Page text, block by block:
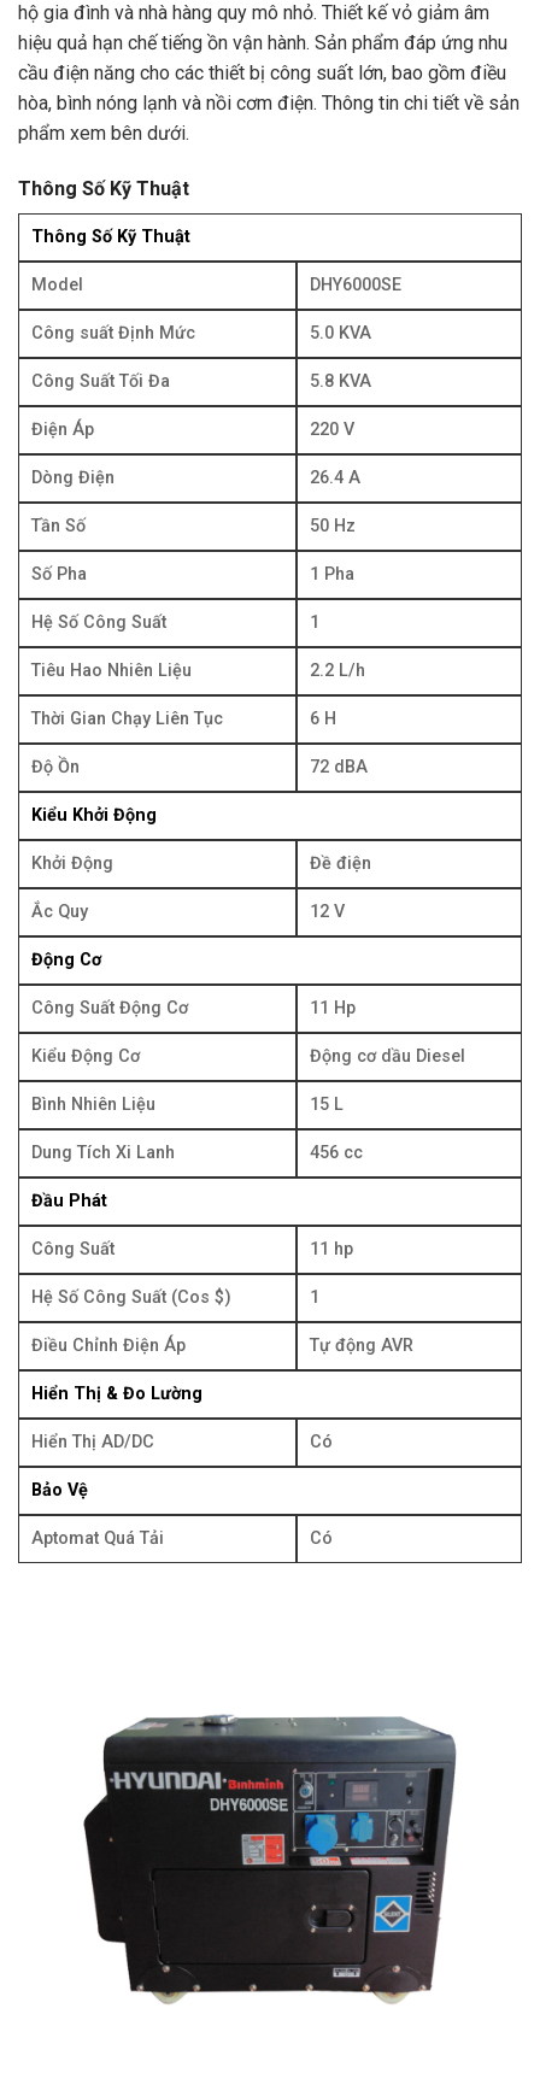
hộ gia đình và nhà hàng quy mô nhỏ. Thiết kế vỏ giảm âm
hiệu quả hạn chế tiếng ồn vận hành. Sản phẩm đáp ứng nhu
cầu điện năng cho các thiết bị công suất lớn, bao gồm điều
hòa, bình nóng lạnh và nồi cơm điện. Thông tin chi tiết về sản
phẩm xem bên dưới.
Thông Số Kỹ Thuật
Thông Số Kỹ Thuật
Model DHY6000SE
Công suất Định Mức 5.0 KVA
Công Suất Tối Đa 5.8 KVA
Điện Áp 220 V
Dòng Điện 26.4 A
Tần Số 50 Hz
Số Pha 1 Pha
Hệ Số Công Suất 1
Tiêu Hao Nhiên Liệu 2.2 L/h
Thời Gian Chạy Liên Tục 6 H
Độ Ồn 72 dBA
Kiểu Khởi Động
Khởi Động Đề điện
Ắc Quy 12 V
Động Cơ
Công Suất Động Cơ 11 Hp
Kiểu Động Cơ Động cơ dầu Diesel
Bình Nhiên Liệu 15 L
Dung Tích Xi Lanh 456 cc
Đầu Phát
Công Suất 11 hp
Hệ Số Công Suất (Cos $) 1
Điều Chỉnh Điện Áp Tự động AVR
Hiển Thị & Đo Lường
Hiển Thị AD/DC Có
Bảo Vệ
Aptomat Quá Tải Có